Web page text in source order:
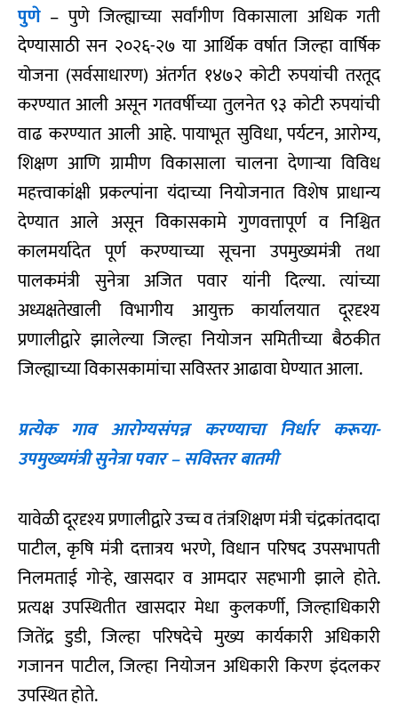
पुणे – पुणे जिल्ह्याच्या सर्वांगीण विकासाला अधिक गती
देण्यासाठी सन २०२६-२७ या आर्थिक वर्षात जिल्हा वार्षिक
योजना (सर्वसाधारण) अंतर्गत १४७२ कोटी रुपयांची तरतूद
करण्यात आली असून गतवर्षीच्या तुलनेत ९३ कोटी रुपयांची
वाढ करण्यात आली आहे. पायाभूत सुविधा, पर्यटन, आरोग्य,
शिक्षण आणि ग्रामीण विकासाला चालना देणाऱ्या विविध
महत्त्वाकांक्षी प्रकल्पांना यंदाच्या नियोजनात विशेष प्राधान्य
देण्यात आले असून विकासकामे गुणवत्तापूर्ण व निश्चित
कालमर्यादेत पूर्ण करण्याच्या सूचना उपमुख्यमंत्री तथा
पालकमंत्री सुनेत्रा अजित पवार यांनी दिल्या. त्यांच्या
अध्यक्षतेखाली विभागीय आयुक्त कार्यालयात दूरदृश्य
प्रणालीद्वारे झालेल्या जिल्हा नियोजन समितीच्या बैठकीत
जिल्ह्याच्या विकासकामांचा सविस्तर आढावा घेण्यात आला.
प्रत्येक गाव आरोग्यसंपन्न करण्याचा निर्धार करूया-
उपमुख्यमंत्री सुनेत्रा पवार – सविस्तर बातमी
यावेळी दूरदृश्य प्रणालीद्वारे उच्च व तंत्रशिक्षण मंत्री चंद्रकांतदादा
पाटील, कृषि मंत्री दत्तात्रय भरणे, विधान परिषद उपसभापती
निलमताई गोऱ्हे, खासदार व आमदार सहभागी झाले होते.
प्रत्यक्ष उपस्थितीत खासदार मेधा कुलकर्णी, जिल्हाधिकारी
जितेंद्र डुडी, जिल्हा परिषदेचे मुख्य कार्यकारी अधिकारी
गजानन पाटील, जिल्हा नियोजन अधिकारी किरण इंदलकर
उपस्थित होते.